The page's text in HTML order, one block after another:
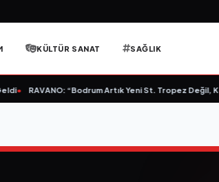
KÜLTÜR SANAT SAĞLIK
• RAVANO: “Bodrum Artık Yeni St. Tropez Değil,